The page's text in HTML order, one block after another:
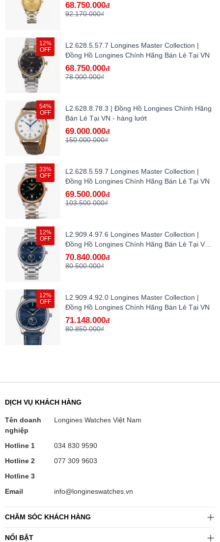
68.750.000đ
92.170.000₫
12%
OFF
L2.628.5.57.7 Longines Master Collection |
Đồng Hồ Longines Chính Hãng Bán Lẻ Tại VN
68.750.000đ
78.000.000₫
54%
OFF
L2.628.8.78.3 | Đồng Hồ Longines Chính Hãng
Bán Lẻ Tại VN - hàng lướt
69.000.000đ
150.000.000₫
33%
OFF
L2.628.5.59.7 Longines Master Collection |
Đồng Hồ Longines Chính Hãng Bán Lẻ Tại VN
69.500.000đ
103.500.000₫
12%
OFF
L2.909.4.97.6 Longines Master Collection |
Đồng Hồ Longines Chính Hãng Bán Lẻ Tại VN -
hàng lướt
70.840.000đ
80.500.000₫
12%
OFF
L2.909.4.92.0 Longines Master Collection |
Đồng Hồ Longines Chính Hãng Bán Lẻ Tại VN
71.148.000đ
80.850.000₫
NỔI BẬT
CHĂM SÓC KHÁCH HÀNG
DỊCH VỤ KHÁCH HÀNG
Tên doanh
nghiệp
Longines Watches Việt Nam
Hotline 1
034 830 9590
Hotline 2
077 309 9603
Hotline 3
Email
info@longineswatches.vn